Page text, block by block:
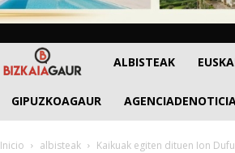
BizkaiaGaur
ALBISTEAK
GIPUZKOAGAUR
Inicio albisteak Kaikuak egiten dituen Ion